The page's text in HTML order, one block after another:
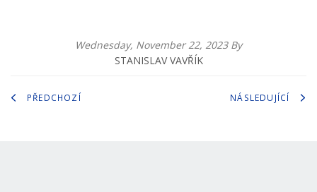
Wednesday, November 22, 2023 By
STANISLAV VAVŘÍK
PŘEDCHOZÍ NÁSLEDUJÍCÍ